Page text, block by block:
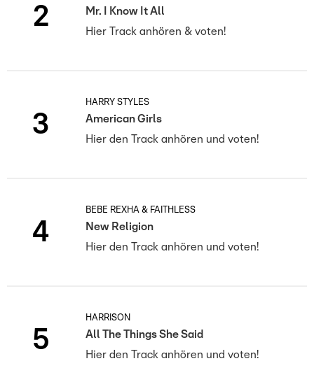
2
Mr. I Know It All
Hier Track anhören & voten!
3
HARRY STYLES
American Girls
Hier den Track anhören und voten!
4
BEBE REXHA & FAITHLESS
New Religion
Hier den Track anhören und voten!
5
HARRISON
All The Things She Said
Hier den Track anhören und voten!